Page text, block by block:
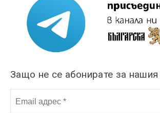
Защо не се абонирате за